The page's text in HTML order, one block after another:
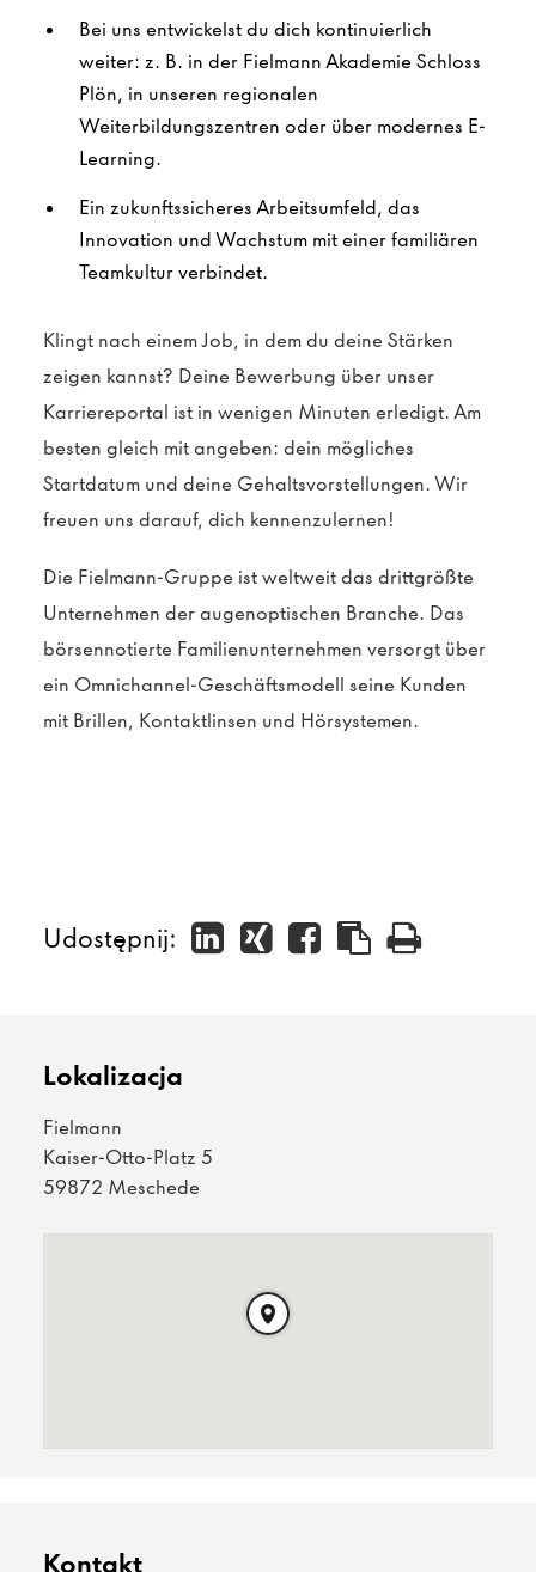
Bei uns entwickelst du dich kontinuierlich
weiter: z. B. in der Fielmann Akademie Schloss
Plön, in unseren regionalen
Weiterbildungszentren oder über modernes E-
Learning.
Ein zukunftssicheres Arbeitsumfeld, das
Innovation und Wachstum mit einer familiären
Teamkultur verbindet.
Klingt nach einem Job, in dem du deine Stärken
zeigen kannst? Deine Bewerbung über unser
Karriereportal ist in wenigen Minuten erledigt. Am
besten gleich mit angeben: dein mögliches
Startdatum und deine Gehaltsvorstellungen. Wir
freuen uns darauf, dich kennenzulernen!
Die Fielmann-Gruppe ist weltweit das drittgrößte
Unternehmen der augenoptischen Branche. Das
börsennotierte Familienunternehmen versorgt über
ein Omnichannel-Geschäftsmodell seine Kunden
mit Brillen, Kontaktlinsen und Hörsystemen.
Udostępnij:
Lokalizacja
Fielmann
Kaiser-Otto-Platz 5
59872 Meschede
Kontakt